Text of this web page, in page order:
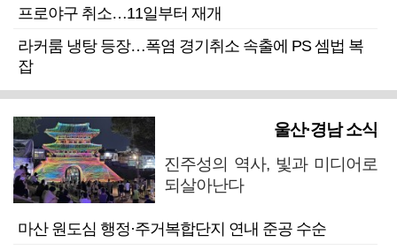
프로야구 취소…11일부터 재개
라커룸 냉탕 등장…폭염 경기취소 속출에 PS 셈법 복
잡
울산·경남 소식
진주성의 역사, 빛과 미디어로
되살아난다
마산 원도심 행정·주거복합단지 연내 준공 수순